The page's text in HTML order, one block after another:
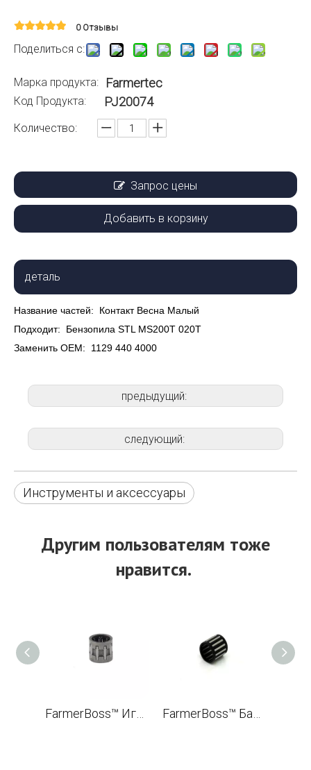
0 Отзывы
Поделиться с:
Марка продукта: Farmertec
Код Продукта: PJ20074
Количество:
Запрос цены
Добавить в корзину
деталь
Название частей: Контакт Весна Малый
Подходит: Бензопила STL MS200T 020T
Заменить ОЕМ: 1129 440 4000
предыдущий:
следующий:
Инструменты и аксессуары
Другим пользователям тоже
нравится.